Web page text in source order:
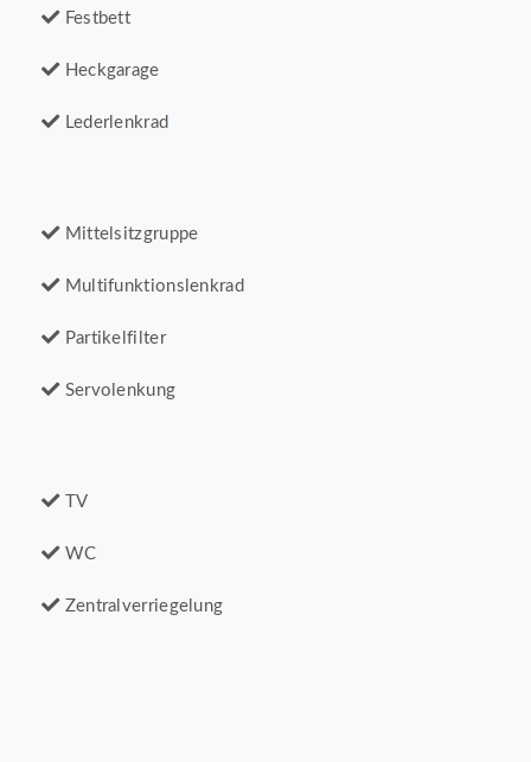
Festbett
Heckgarage
Lederlenkrad
Mittelsitzgruppe
Multifunktionslenkrad
Partikelfilter
Servolenkung
TV
WC
Zentralverriegelung